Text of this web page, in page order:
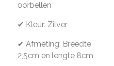
oorbellen
✔ Kleur: Zilver
✔ Afmeting: Breedte
2,5cm en lengte 8cm